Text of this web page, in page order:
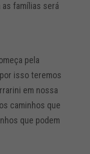
as famílias será
pela
isso teremos
em nossa
caminhos que
que podem